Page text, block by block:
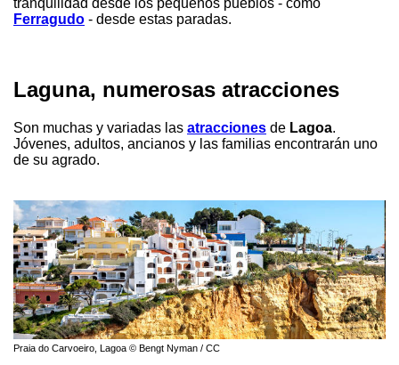
Ferragudo - desde estas paradas.
Laguna, numerosas atracciones
Son muchas y variadas las atracciones de Lagoa.
Jóvenes, adultos, ancianos y las familias encontrarán uno
de su agrado.
Praia do Carvoeiro, Lagoa © Bengt Nyman / CC